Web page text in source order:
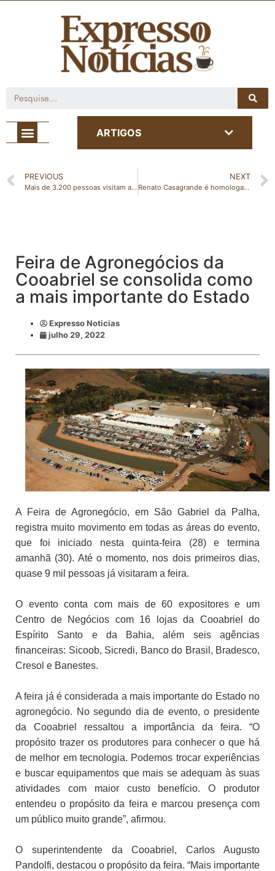
ARTIGOS
PREVIOUS
Mais de 3.200 pessoas visitam a Feira de Agronegócios da Cooabriel no primeiro dia
NEXT
Renato Casagrande é homologado pré-candidato ao Governo do Estado em convenção do PSB
Feira de Agronegócios da
Cooabriel se consolida como
a mais importante do Estado
Expresso Noticias
julho 29, 2022
A Feira de Agronegócio, em São Gabriel da Palha,
registra muito movimento em todas as áreas do evento,
que foi iniciado nesta quinta-feira (28) e termina
amanhã (30). Até o momento, nos dois primeiros dias,
quase 9 mil pessoas já visitaram a feira.
O evento conta com mais de 60 expositores e um
Centro de Negócios com 16 lojas da Cooabriel do
Espírito Santo e da Bahia, além seis agências
financeiras: Sicoob, Sicredi, Banco do Brasil, Bradesco,
Cresol e Banestes.
A feira já é considerada a mais importante do Estado no
agronegócio. No segundo dia de evento, o presidente
da Cooabriel ressaltou a importância da feira. “O
propósito trazer os produtores para conhecer o que há
de melhor em tecnologia. Podemos trocar experiências
e buscar equipamentos que mais se adequam às suas
atividades com maior custo benefício. O produtor
entendeu o propósito da feira e marcou presença com
um público muito grande”, afirmou.
O superintendente da Cooabriel, Carlos Augusto
Pandolfi, destacou o propósito da feira. “Mais importante